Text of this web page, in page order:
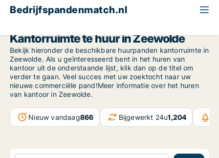
Bedrijfspandenmatch.nl
Kantorruimte te huur in Zeewolde
Bekijk hieronder de beschikbare huurpanden kantorruimte in
Zeewolde. Als u geïnteresseerd bent in het huren van
kantoor uit de onderstaande lijst, klik dan op de titel om
verder te gaan. Veel succes met uw zoektocht naar uw
nieuwe commerciële pand!Meer informatie over het huren
van kantoor in Zeewolde.
Nieuw vandaag866 Bijgewerkt 24u1,204